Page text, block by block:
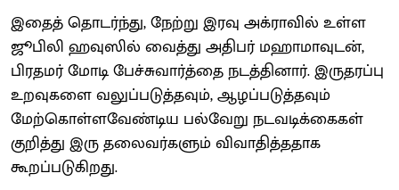
இதைத் தொடர்ந்து, நேற்று இரவு அக்ராவில் உள்ள
ஜூபிலி ஹவுஸில் வைத்து அதிபர் மஹாமாவுடன்,
பிரதமர் மோடி பேச்சுவார்த்தை நடத்தினார். இருதரப்பு
உறவுகளை வலுப்படுத்தவும், ஆழப்படுத்தவும்
மேற்கொள்ளவேண்டிய பல்வேறு நடவடிக்கைகள்
குறித்து இரு தலைவர்களும் விவாதித்ததாக
கூறப்படுகிறது.